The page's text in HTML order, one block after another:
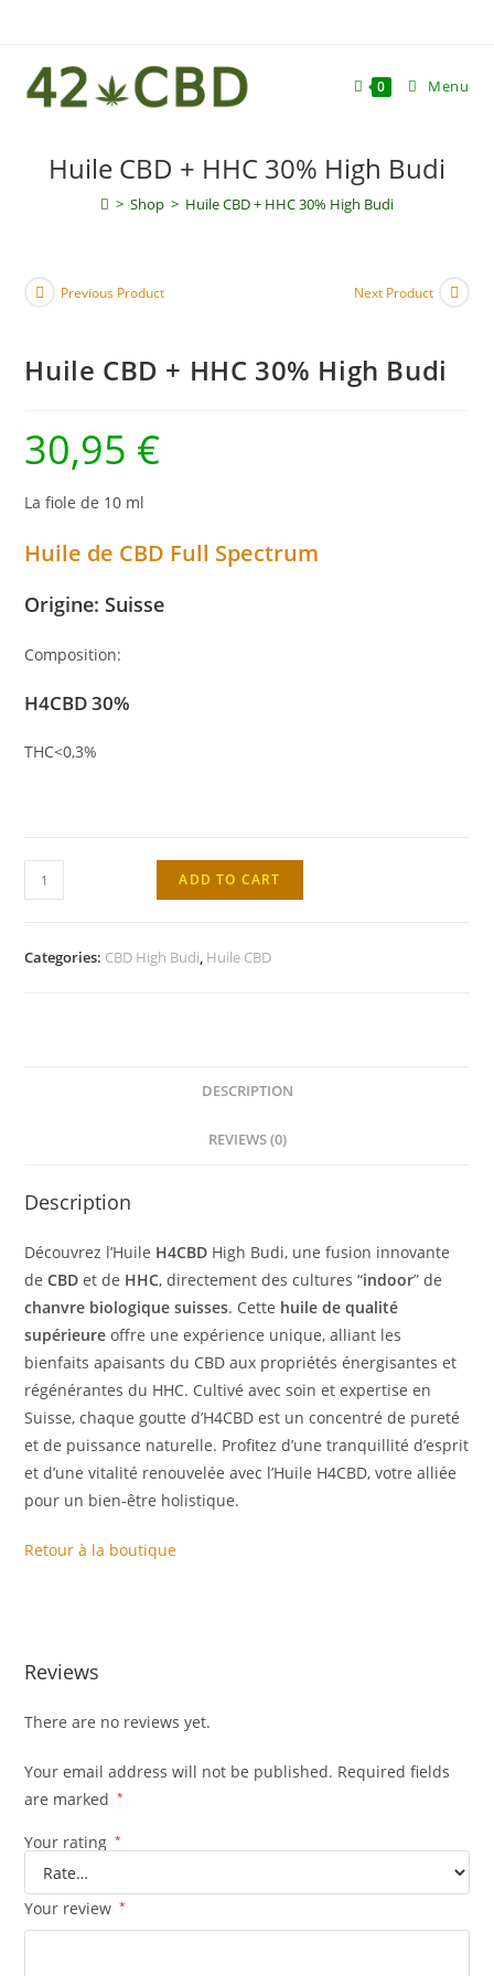
content
0 Menu
Huile CBD + HHC 30% High Budi
> Shop > Huile CBD + HHC 30% High Budi
Previous Product Next Product
Huile CBD + HHC 30% High Budi
30,95 €
La fiole de 10 ml
Huile de CBD Full Spectrum
Origine: Suisse
Composition:
H4CBD 30%
THC<0,3%
Huile
CBD
HHC
ADD TO CART
Categories: CBD High Budi, Huile CBD
DESCRIPTION
REVIEWS (0)
Description
Découvrez l’Huile H4CBD High Budi, une fusion innovante
deCBD et de HHC, directement des cultures “indoor” de
chanvre biologique suisses. Cette huile de qualité
supérieure offre une expérience unique, alliant les
bienfaits apaisants du CBD aux propriétés énergisantes et
régénérantes du HHC. Cultivé avec soin et expertise en
Suisse, chaque goutte d’H4CBD est un concentré de pureté
et de puissance naturelle. Profitez d’une tranquillité d’esprit
et d’une vitalité renouvelée avec l’Huile H4CBD, votre alliée
pour un bien-être holistique.
Retour à la boutique
Reviews
There are no reviews yet.
Your email address will not be published. Required fields
are marked
*
Your rating *
Your review *